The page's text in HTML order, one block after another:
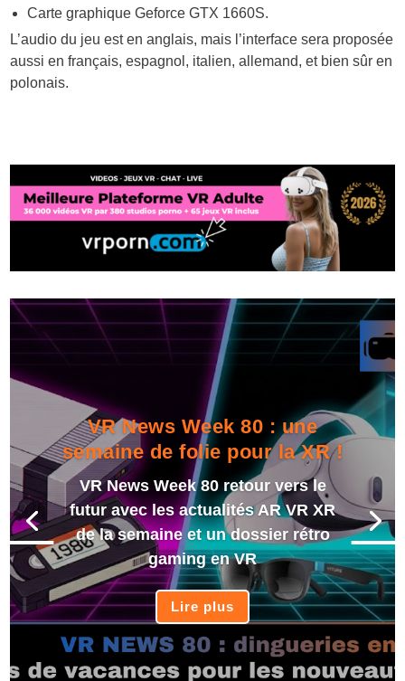
Carte graphique Geforce GTX 1660S.
L’audio du jeu est en anglais, mais l’interface sera proposée
aussi en français, espagnol, italien, allemand, et bien sûr en
polonais.
VR News Week 80 : une
semaine de folie pour la XR !
VR News Week 80 retour vers le
futur avec les actualités AR VR XR
de la semaine et un dossier rétro
gaming en VR
Lire plus